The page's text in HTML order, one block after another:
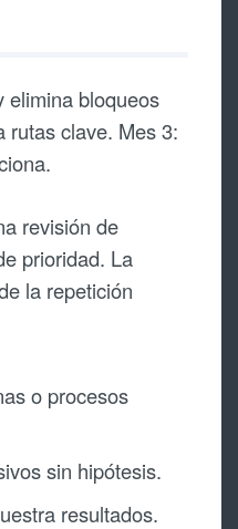
elimina bloqueos
rutas clave. Mes 3:
revisión de
prioridad. La
la repetición
o procesos
sin hipótesis.
resultados.